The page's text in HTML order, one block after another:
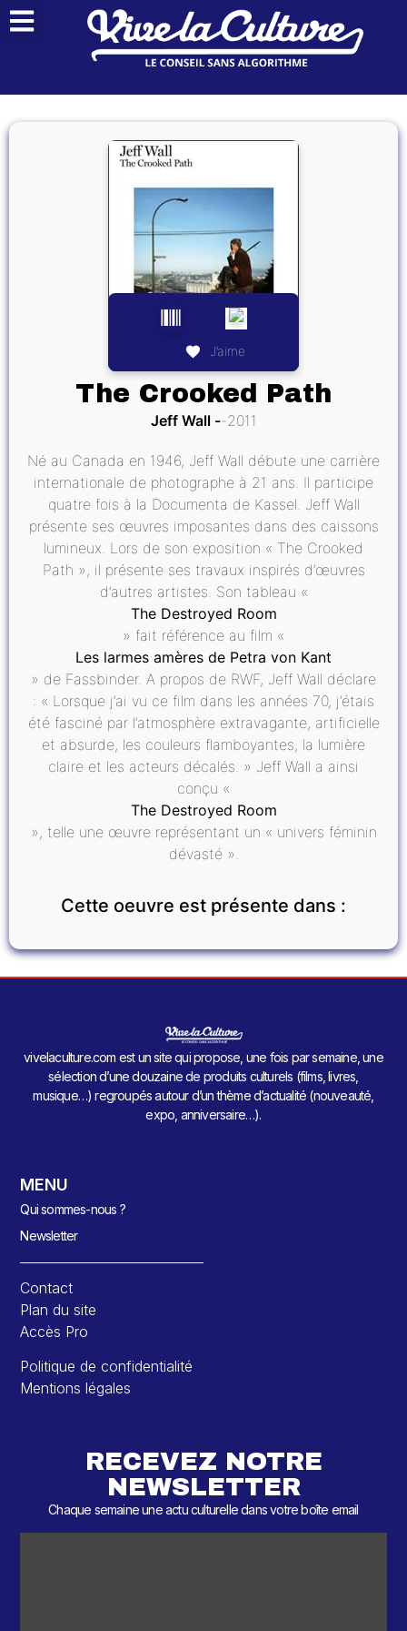
J’aime
The Crooked Path
Jeff Wall 2011
Né au Canada en 1946, Jeff Wall débute une carrière
internationale de photographe à 21 ans. Il participe
quatre fois à la Documenta de Kassel. Jeff Wall
présente ses œuvres imposantes dans des caissons
lumineux. Lors de son exposition « The Crooked
Path », il présente ses travaux inspirés d’œuvres
d’autres artistes. Son tableau «
The Destroyed Room
» fait référence au film «
Les larmes amères de Petra von Kant
» de Fassbinder. A propos de RWF, Jeff Wall déclare
: « Lorsque j’ai vu ce film dans les années 70, j’étais
été fasciné par l’atmosphère extravagante, artificielle
et absurde, les couleurs flamboyantes, la lumière
claire et les acteurs décalés. » Jeff Wall a ainsi
conçu «
The Destroyed Room
», telle une œuvre représentant un « univers féminin
dévasté ».
Cette oeuvre est présente dans :
vivelaculture.com est un site qui propose, une fois par semaine, une
sélection d’une douzaine de produits culturels (films, livres,
musique…) regroupés autour d’un thème d’actualité (nouveauté,
expo, anniversaire…).
MENU
Qui sommes-nous ?
Newsletter
Contact
Plan du site
Accès Pro
Politique de confidentialité
Mentions légales
RECEVEZ NOTRE
NEWSLETTER
Chaque semaine une actu culturelle dans votre boîte email